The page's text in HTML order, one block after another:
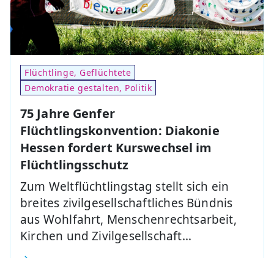
Flüchtlinge, Geflüchtete
Demokratie gestalten, Politik
75 Jahre Genfer
Flüchtlingskonvention: Diakonie
Hessen fordert Kurswechsel im
Flüchtlingsschutz
Zum Weltflüchtlingstag stellt sich ein
breites zivilgesellschaftliches Bündnis
aus Wohlfahrt, Menschenrechtsarbeit,
Kirchen und Zivilgesellschaft…